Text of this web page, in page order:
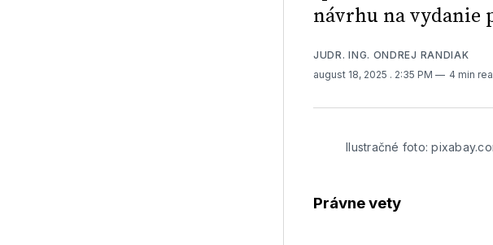
návrhu na vydanie
JUDR. ING. ONDREJ RANDIAK
august 18, 2025 . 2:35 PM 4 min
Ilustračné foto:
Právne vety